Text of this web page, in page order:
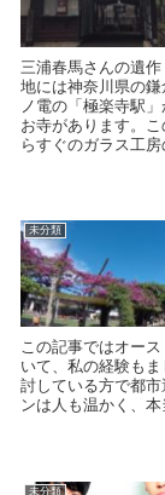
三浦春馬さんの遺
地には神奈川県の
ノ電の「極楽寺駅
お寺があります。
らすぐのガラス工
未分類
この記事ではオー
いて、私の経験も
討している方で都
ンは人も温かく、本
未分類